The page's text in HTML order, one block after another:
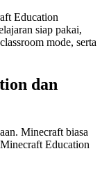
Education
siap pakai,
mode, serta
dan
Minecraft biasa
Education